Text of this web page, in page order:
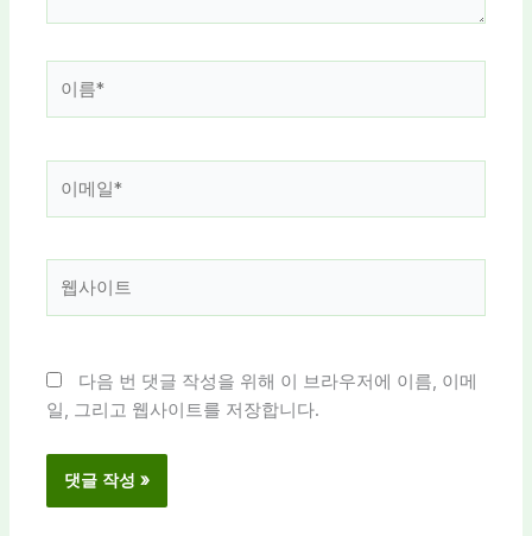
*
다음 번 댓글 작성을 위해 이 브라우저에 이름, 이메
일, 그리고 웹사이트를 저장합니다.